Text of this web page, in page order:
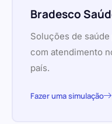
Bradesco
Soluções de
com atendimento
país.
Fazer uma simulação